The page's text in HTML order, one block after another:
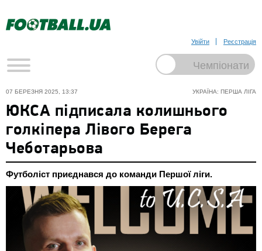
Увійти Реєстрація
УКРАЇНА: ПЕРША ЛІГА
07 БЕРЕЗНЯ 2025, 13:37
ЮКСА підписала колишнього
голкіпера Лівого Берега
Чеботарьова
Футболіст приєднався до команди Першої ліги.